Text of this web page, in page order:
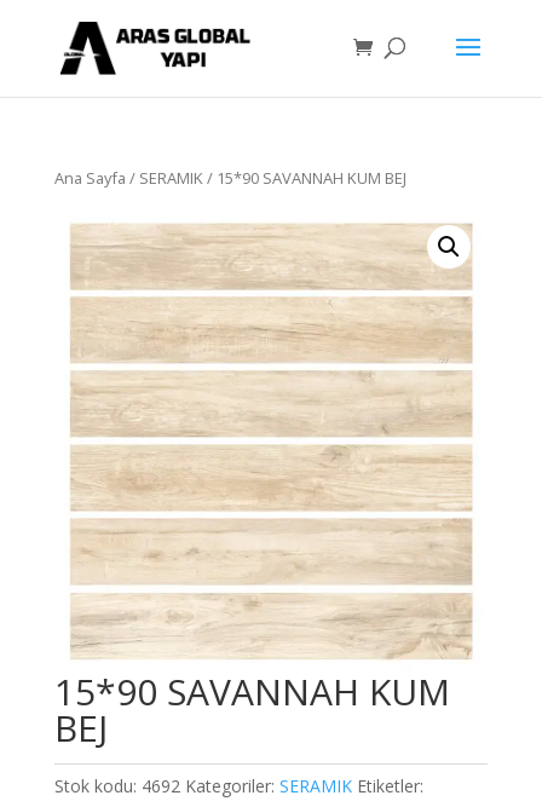
Ana Sayfa / SERAMIK/ 15*90 SAVANNAH KUM BEJ
15*90 SAVANNAH KUM
BEJ
Stok kodu: 4692 Kategoriler: SERAMIK Etiketler: